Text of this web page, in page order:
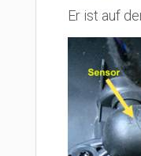
Er ist auf